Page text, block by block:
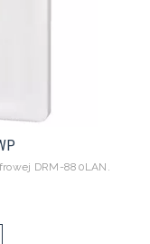
DRM-880LAN.